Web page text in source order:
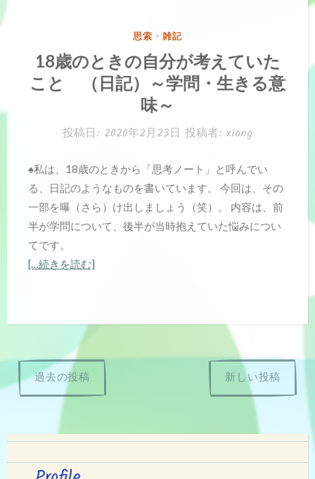
カ
ゴ
リ
ー:
思索 ・ 雑記
18歳のときの自分が考えていた
こと （日記）～学問・生きる意
味～
投稿日: 2020年2月23日 投稿者: xiang
♠私は、18歳のときから「思考ノート」と呼んでい
る、日記のようなものを書いています。 今回は、その
一部を曝（さら）け出しましょう（笑）。 内容は、前
半が学問について、後半が当時抱えていた悩みについ
てです。
[…続きを読む]
投
稿
過去の投稿 新しい投稿